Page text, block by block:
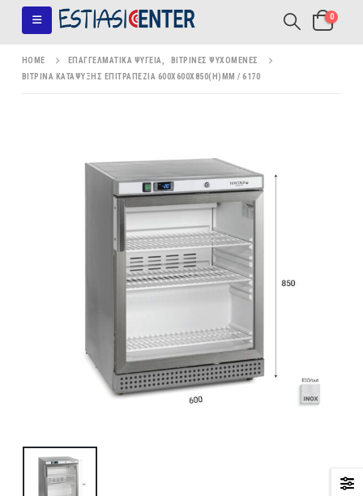
0
HOME ΕΠΑΓΓΕΛΜΑΤΙΚΆ ΨΥΓΕΊΑ
ΒΙΤΡΊΝΕΣ ΨΥΧΌΜΕΝΕΣ
ΒΙΤΡΊΝΑ ΚΑΤΆΨΥΞΗΣ ΕΠΙΤΡΑΠΈΖΙΑ 600X600X850(H)MM / 6170